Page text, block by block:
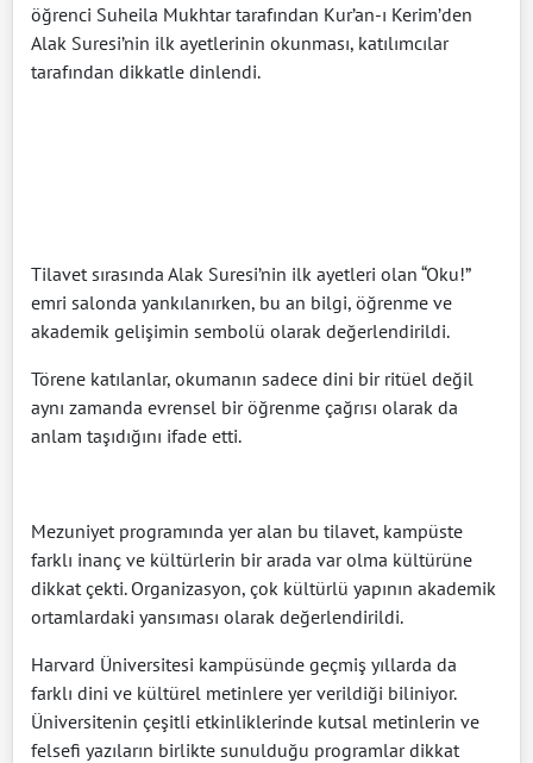
öğrenci Suheila Mukhtar tarafından Kur’an-ı Kerim’den
Alak Suresi’nin ilk ayetlerinin okunması, katılımcılar
tarafından dikkatle dinlendi.
Tilavet sırasında Alak Suresi’nin ilk ayetleri olan “Oku!”
emri salonda yankılanırken, bu an bilgi, öğrenme ve
akademik gelişimin sembolü olarak değerlendirildi.
Törene katılanlar, okumanın sadece dini bir ritüel değil
aynı zamanda evrensel bir öğrenme çağrısı olarak da
anlam taşıdığını ifade etti.
Mezuniyet programında yer alan bu tilavet, kampüste
farklı inanç ve kültürlerin bir arada var olma kültürüne
dikkat çekti. Organizasyon, çok kültürlü yapının akademik
ortamlardaki yansıması olarak değerlendirildi.
Harvard Üniversitesi kampüsünde geçmiş yıllarda da
farklı dini ve kültürel metinlere yer verildiği biliniyor.
Üniversitenin çeşitli etkinliklerinde kutsal metinlerin ve
felsefi yazıların birlikte sunulduğu programlar dikkat